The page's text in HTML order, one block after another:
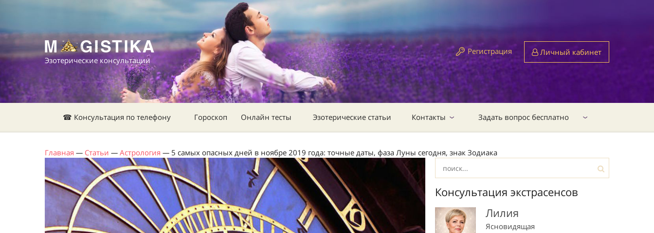
Эзотерические консультации
Регистрация Личный кабинет
☎ Консультация по телефону Гороскоп Онлайн тесты Эзотерические статьи Контакты Задать вопрос бесплатно
Главная — Статьи — Астрология — 5 самых опасных дней в ноябре 2019 года: точные даты, фаза Луны сегодня, знак Зодиака
Консультация экстрасенсов
Лилия
Ясновидящая